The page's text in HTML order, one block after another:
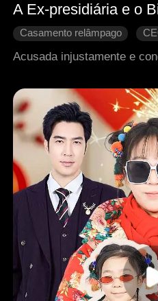
A Ex-presidiária e o
Casamento relâmpago